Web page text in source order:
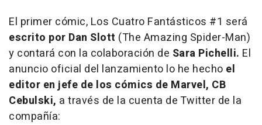
El primer cómic, Los Cuatro Fantásticos #1 será
escrito por Dan Slott (The Amazing Spider-Man)
y contará con la colaboración de Sara Pichelli. El
anuncio oficial del lanzamiento lo he hecho el
editor en jefe de los cómics de Marvel, CB
Cebulski, a través de la cuenta de Twitter de la
compañía: